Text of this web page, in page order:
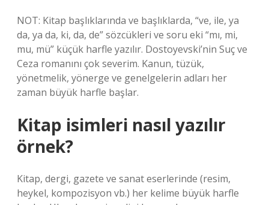
NOT: Kitap başlıklarında ve başlıklarda, “ve, ile, ya
da, ya da, ki, da, de” sözcükleri ve soru eki “mı, mi,
mu, mü” küçük harfle yazılır. Dostoyevski’nin Suç ve
Ceza romanını çok severim. Kanun, tüzük,
yönetmelik, yönerge ve genelgelerin adları her
zaman büyük harfle başlar.
Kitap isimleri nasıl yazılır
örnek?
Kitap, dergi, gazete ve sanat eserlerinde (resim,
heykel, kompozisyon vb.) her kelime büyük harfle